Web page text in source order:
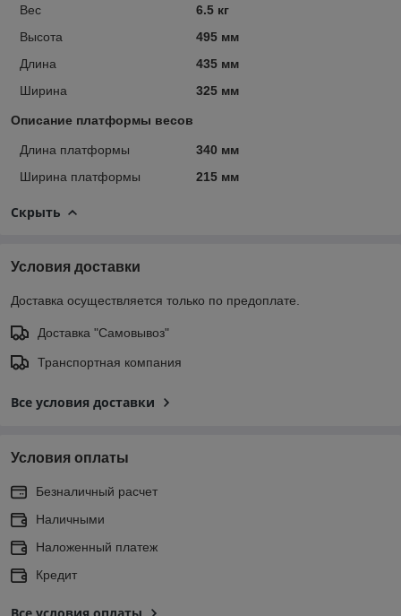
Вес
6.5 кг
Высота
495 мм
Длина
435 мм
Ширина
325 мм
Описание платформы весов
Длина платформы
340 мм
Ширина платформы
215 мм
Скрыть
Условия доставки
Доставка осуществляется только по предоплате.
Доставка "Самовывоз"
Транспортная компания
Все условия доставки
Условия оплаты
Безналичный расчет
Наличными
Наложенный платеж
Кредит